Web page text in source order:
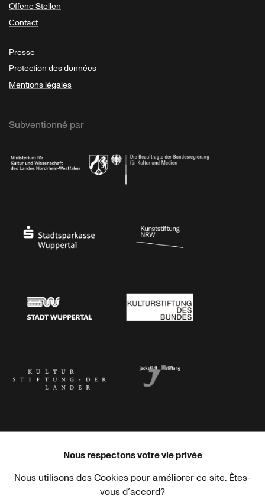
Offene Stellen
Contact
Presse
Protection des données
Mentions légales
Subventionné par
Haus der Kulturen der Welt Goethe-Institut
Nous respectons votre vie privée
Nous utilisons des Cookies pour améliorer ce site. Êtes-
vous d´accord?